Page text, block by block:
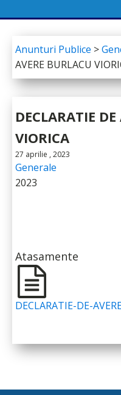
Anunturi Publice >
AVERE BURLACU
DECLARATIE
VIORICA
27 aprilie , 2023
Generale
2023
Atasamente
DECLARATIE-DE-